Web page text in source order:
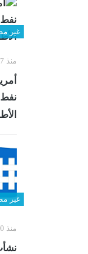
غير
منذ 7 أشهر
غير
منذ 10 أشهر